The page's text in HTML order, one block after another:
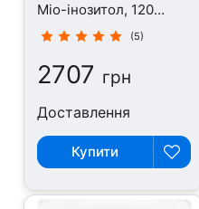
Міо-інозитол, 120
капсул
(5)
2707 грн
Доставлення
Купити